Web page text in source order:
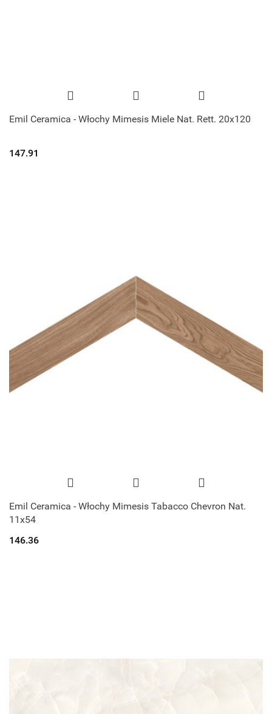
Emil Ceramica - Włochy Mimesis Miele Nat. Rett. 20x120
147.91
Emil Ceramica - Włochy Mimesis Tabacco Chevron Nat.
11x54
146.36